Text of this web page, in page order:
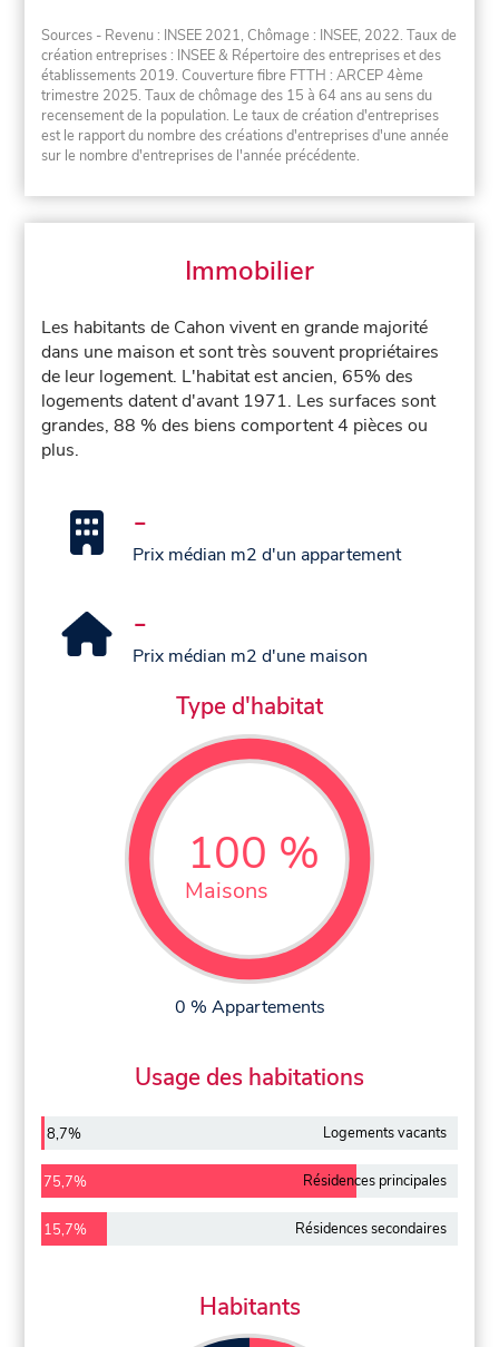
Sources - Revenu : INSEE 2021, Chômage : INSEE, 2022. Taux de
création entreprises : INSEE & Répertoire des entreprises et des
établissements 2019. Couverture fibre FTTH : ARCEP 4ème
trimestre 2025. Taux de chômage des 15 à 64 ans au sens du
recensement de la population. Le taux de création d'entreprises
est le rapport du nombre des créations d'entreprises d'une année
sur le nombre d'entreprises de l'année précédente.
Immobilier
Les habitants de Cahon vivent en grande majorité
dans une maison et sont très souvent propriétaires
de leur logement. L'habitat est ancien, 65% des
logements datent d'avant 1971. Les surfaces sont
grandes, 88 % des biens comportent 4 pièces ou
plus.
-
Prix médian m2 d'un appartement
-
Prix médian m2 d'une maison
Type d'habitat
100 %
Maisons
0 % Appartements
Usage des habitations
8,7% Logements vacants
75,7% Résidences principales
15,7% Résidences secondaires
Habitants